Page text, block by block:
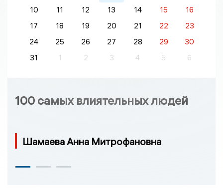
10
11 12 13 14 15
16
17
18 19 20 21 22
23
24
25 26 27 28 29
30
31
1 2 3 4 5 6
100 самых влиятельных людей
Шамаева Анна Митрофановна